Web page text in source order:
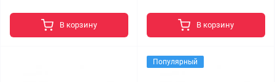
В корзину В корзину
Популярный